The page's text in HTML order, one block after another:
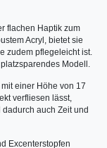
flachen Haptik zum
Acryl, bietet sie
zudem pflegeleicht ist.
Modell.
einer Höhe von 17
verfliesen lässt,
auch Zeit und
Excenterstopfen